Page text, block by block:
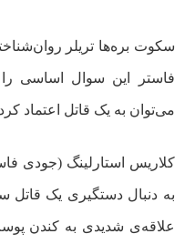
سکوت بره‌ها تریلر
فاستر این سوال اساسی
می‌توان به یک قاتل اعتماد
کلاریس استارلینگ (جودی
به دنبال دستگیری یک قاتل
علاقه‌ی شدیدی به کندن